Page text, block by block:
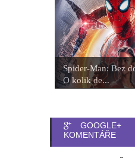
Spider-Man: Bez
O kolik de...
GOOGLE+
KOMENTÁŘE